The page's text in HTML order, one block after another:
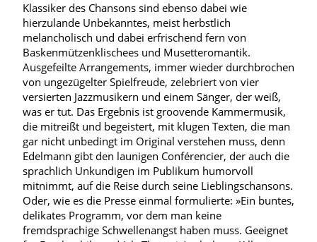
Klassiker des Chansons sind ebenso dabei wie
hierzulande Unbekanntes, meist herbstlich
melancholisch und dabei erfrischend fern von
Baskenmützenklischees und Musetteromantik.
Ausgefeilte Arrangements, immer wieder durchbrochen
von ungezügelter Spielfreude, zelebriert von vier
versierten Jazzmusikern und einem Sänger, der weiß,
was er tut. Das Ergebnis ist groovende Kammermusik,
die mitreißt und begeistert, mit klugen Texten, die man
gar nicht unbedingt im Original verstehen muss, denn
Edelmann gibt den launigen Conférencier, der auch die
sprachlich Unkundigen im Publikum humorvoll
mitnimmt, auf die Reise durch seine Lieblingschansons.
Oder, wie es die Presse einmal formulierte: »Ein buntes,
delikates Programm, vor dem man keine
fremdsprachige Schwellenangst haben muss. Geeignet